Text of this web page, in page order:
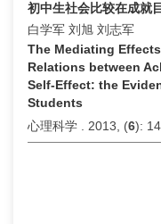
初中生社会比较在成就
白学军 刘旭 刘志军
The Mediating
Relations between
Self-Effect: the
Students
心理科学 . 2013, (6):